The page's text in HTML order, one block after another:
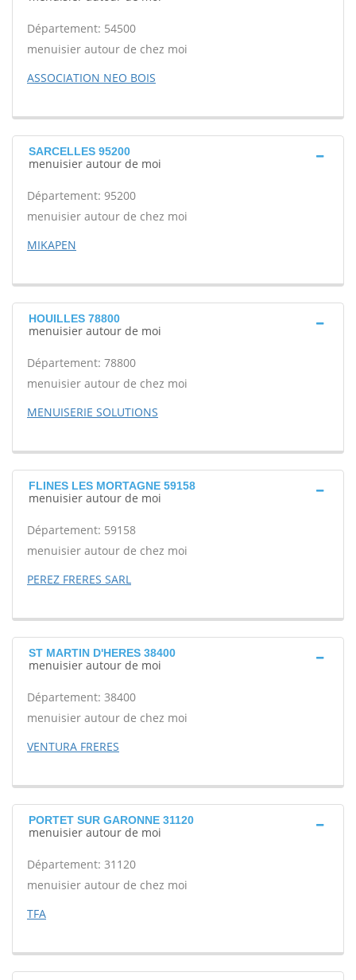
Département: 54500
menuisier autour de chez moi
ASSOCIATION NEO BOIS
SARCELLES 95200
menuisier autour de moi
Département: 95200
menuisier autour de chez moi
MIKAPEN
HOUILLES 78800
menuisier autour de moi
Département: 78800
menuisier autour de chez moi
MENUISERIE SOLUTIONS
FLINES LES MORTAGNE 59158
menuisier autour de moi
Département: 59158
menuisier autour de chez moi
PEREZ FRERES SARL
ST MARTIN D'HERES 38400
menuisier autour de moi
Département: 38400
menuisier autour de chez moi
VENTURA FRERES
PORTET SUR GARONNE 31120
menuisier autour de moi
Département: 31120
menuisier autour de chez moi
TFA